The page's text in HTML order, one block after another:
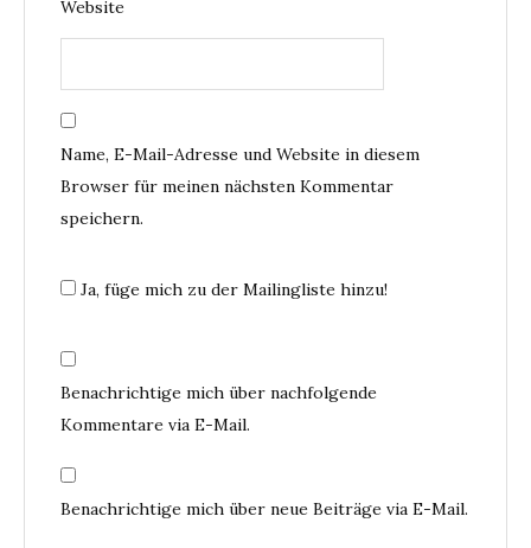
Website
Name, E-Mail-Adresse und Website in diesem
Browser für meinen nächsten Kommentar
speichern.
Ja, füge mich zu der Mailingliste hinzu!
Benachrichtige mich über nachfolgende
Kommentare via E-Mail.
Benachrichtige mich über neue Beiträge via E-Mail.